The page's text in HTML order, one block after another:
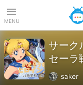
MENU
サーク
セーラ
saker